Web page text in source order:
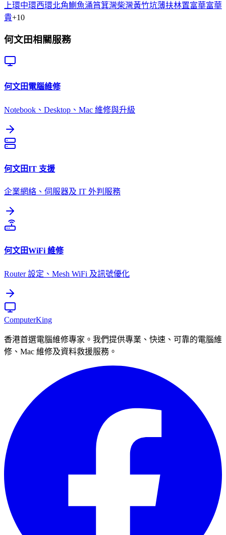
上環中環西環北角鰂魚涌筲箕灣柴灣黃竹坑薄扶林置富華富華
貴+10
何文田相關服務
何文田電腦維修
Notebook、Desktop、Mac 維修與升級
何文田IT 支援
企業網絡、伺服器及 IT 外判服務
何文田WiFi 維修
Router 設定、Mesh WiFi 及訊號優化
ComputerKing
香港首選電腦維修專家。我們提供專業、快速、可靠的電腦維
修、Mac 維修及資料救援服務。